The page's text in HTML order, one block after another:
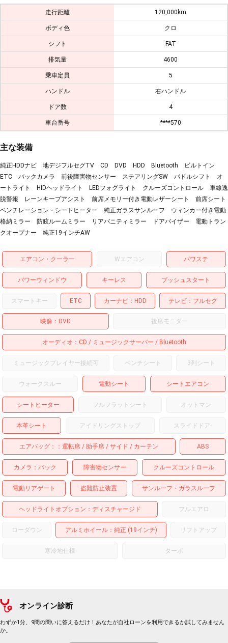
走行距離 120,000km
ボディ色 クロ
シフト FAT
排気量 4600
乗車定員 5
ハンドル 右ハンドル
ドア数 4
車台番号 ****570
主な装備
純正HDDナビ 地デジフルセグTV CD DVD HDD Bluetooth ビルトイン
ETC バックカメラ 前後障害物センサー ステアリングSW パドルシフト オ
ートライト HIDヘッドライト LEDフォグライト クルーズコントロール 車線逸
脱警報 レーンキープアシスト 前席メモリー付き電動レザーシート 前席シート
ベンチレーション・シートヒーター 純正ガラスサンルーフ ウィンカー付き電動
格納ミラー 防眩ルームミラー リアバニティミラー ドアバイザー 電動トラン
クオープナー 純正19インチAW
エアコン・クーラー Wエアコン パワステ
パワーウィンドウ キーレス プッシュスタート
スマートキー ETC カーナビ HDD テレビ フルセグ
映像 DVD 後席モニター
オーディオ CD ミュージックサーバー Bluetooth
ミュージックプレイヤー接続可 ベンチシート 3列シート
ウォークスルー 電動シート シートエアコン
シートヒーター フルフラットシート オットマン
本革シート アイドリングストップ スライドドア-
エアバッグ： 運転席 助手席 サイド カーテン ABS
カメラ バック 障害物センサー クルーズコントロール
電動リアゲート 盗難防止装置 サンルーフ・ガラスルーフ
ヘッドライトオプション ディスチャージド フルエアロ
ローダウン アルミホイール：純正 (19インチ) リフトアップ
寒冷地仕様 ターボ
オンライン診断
わずか1分、9問の問いに答えるだけ！あなたが自社ローンを利用できるか試してみません
か。